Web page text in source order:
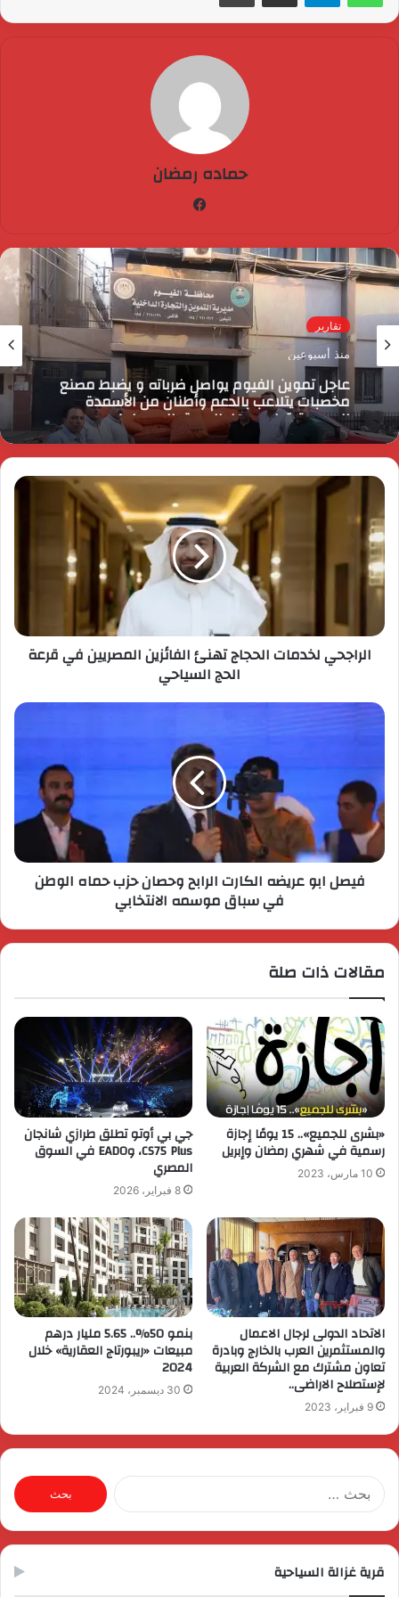
حماده رمضان
تقارير
منذ أسبوعين
عاجل تموين الفيوم يواصل ضرباته و يضبط مصنع
مخصبات يتلاعب بالدعم وأطنان من الأسمدة
المدعمة قبل بيعها بالسوق السوداء !
الراجحي لخدمات الحجاج تهنئ الفائزين المصريين في قرعة
الحج السياحي
فيصل ابو عريضه الكارت الرابح وحصان حزب حماه الوطن
في سباق موسمه الانتخابي
مقالات ذات صلة
«بشرى للجميع».. 15 يومًا إجازة
رسمية في شهري رمضان وإبريل
10 مارس، 2023
جي بي أوتو تطلق طرازي شانجان
CS75 Plus، وEADO في السوق
المصري
8 فبراير، 2026
الاتحاد الدولى لرجال الاعمال
والمستثمرين العرب بالخارج وبادرة
تعاون مشترك مع الشركة العربية
لإستصلاح الاراضى..
9 فبراير، 2023
بنمو 50%.. 5.65 مليار درهم
مبيعات «ريبورتاج العقارية» خلال
2024
30 ديسمبر، 2024
البحث
عن:
قرية غزالة السياحية